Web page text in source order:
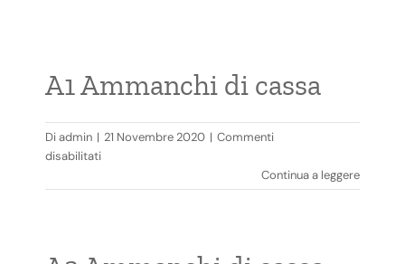
A1 Ammanchi di cassa
Diadmin | 21 Novembre 2020 | Commenti
disabilitatisu
Ammanchi
Continua a leggere